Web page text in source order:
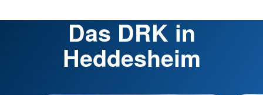
Das DRK in
Heddesheim